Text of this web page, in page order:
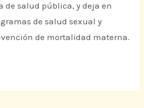
de salud pública, y deja en
de salud sexual y
de mortalidad materna.